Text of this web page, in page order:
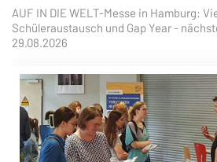
AUF IN DIE WELT-Messe in Hamburg:
Schüleraustausch und Gap Year -
29.08.2026